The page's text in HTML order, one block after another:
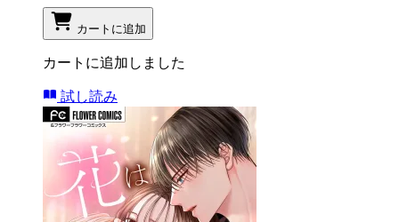
カートに追加
カートに追加しました
試し読み